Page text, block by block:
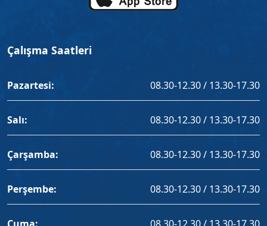
Çalışma Saatleri
Pazartesi: 08.30-12.30 / 13.30-17.30
Salı: 08.30-12.30 / 13.30-17.30
Çarşamba: 08.30-12.30 / 13.30-17.30
Perşembe: 08.30-12.30 / 13.30-17.30
Cuma: 08.30-12.30 / 13.30-17.30